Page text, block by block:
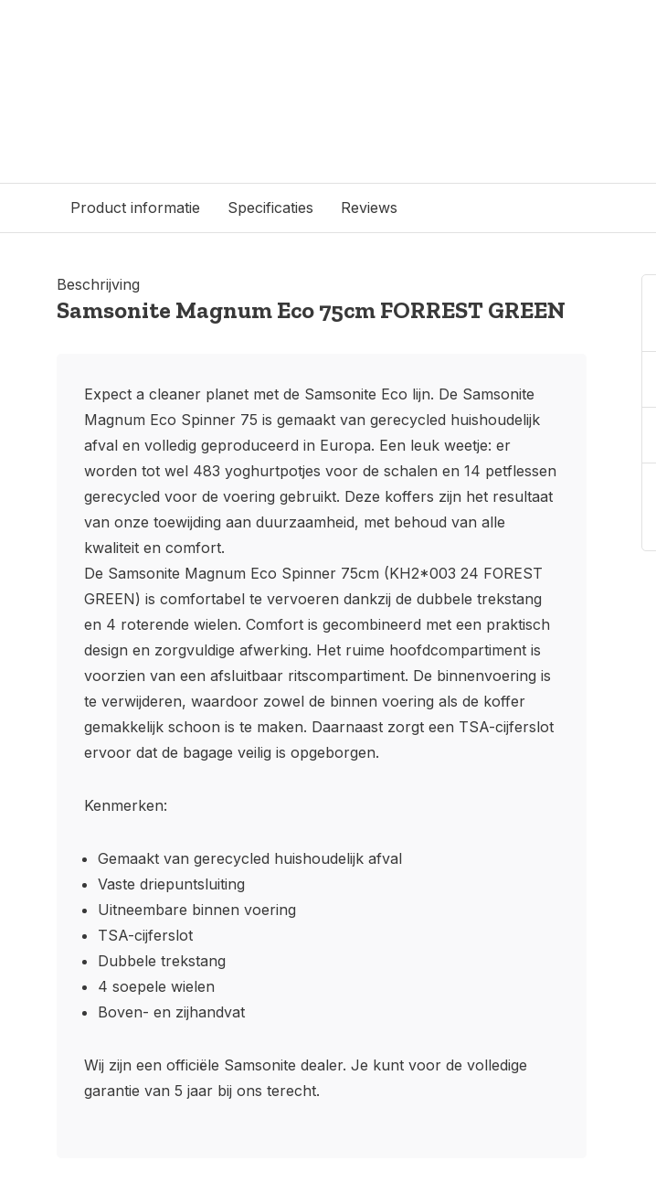
Product informatie Specificaties Reviews
Beschrijving
Samsonite Magnum Eco 75cm FORREST GREEN
Expect a cleaner planet met de Samsonite Eco lijn. De Samsonite
Magnum Eco Spinner 75 is gemaakt van gerecycled huishoudelijk
afval en volledig geproduceerd in Europa. Een leuk weetje: er
worden tot wel 483 yoghurtpotjes voor de schalen en 14 petflessen
gerecycled voor de voering gebruikt. Deze koffers zijn het resultaat
van onze toewijding aan duurzaamheid, met behoud van alle
kwaliteit en comfort.
De Samsonite Magnum Eco Spinner 75cm (KH2*003 24 FOREST
GREEN) is comfortabel te vervoeren dankzij de dubbele trekstang
en 4 roterende wielen. Comfort is gecombineerd met een praktisch
design en zorgvuldige afwerking. Het ruime hoofdcompartiment is
voorzien van een afsluitbaar ritscompartiment. De binnenvoering is
te verwijderen, waardoor zowel de binnen voering als de koffer
gemakkelijk schoon is te maken. Daarnaast zorgt een TSA-cijferslot
ervoor dat de bagage veilig is opgeborgen.
Kenmerken:
Gemaakt van gerecycled huishoudelijk afval
Vaste driepuntsluiting
Uitneembare binnen voering
TSA-cijferslot
Dubbele trekstang
4 soepele wielen
Boven- en zijhandvat
Wij zijn een officiële Samsonite dealer. Je kunt voor de volledige
garantie van 5 jaar bij ons terecht.